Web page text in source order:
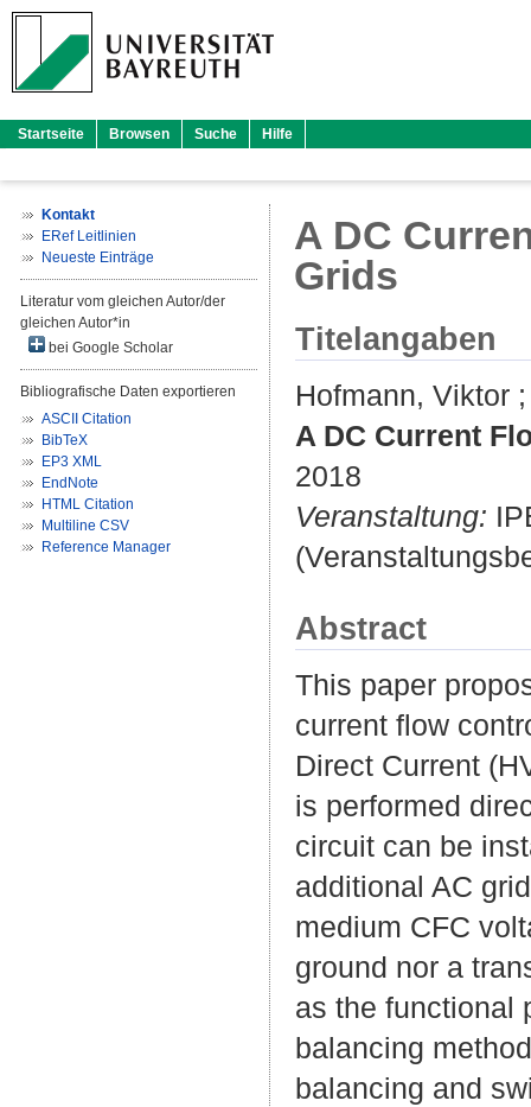
Startseite Browsen Suche Hilfe
Kontakt
ERef Leitlinien
Neueste Einträge
Literatur vom gleichen Autor/der
gleichen Autor*in
bei Google Scholar
Bibliografische Daten exportieren
ASCII Citation
BibTeX
EP3 XML
EndNote
HTML Citation
Multiline CSV
Reference Manager
A DC
Grids
Titelangaben
Hofmann, Viktor
A DC Current
2018
Veranstaltung:
Abstract
This paper
current flow
Direct Current
is performed
circuit can be
additional AC
medium CFC
ground nor a
as the functional
balancing
balancing and